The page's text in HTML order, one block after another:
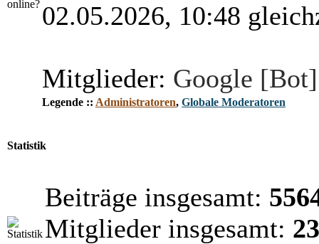
02.05.2026, 10:48
Mitglieder: Google [Bot]
Legende :: Administratoren, Globale Moderatoren
Statistik
Beiträge insgesamt:
Mitglieder insgesamt: